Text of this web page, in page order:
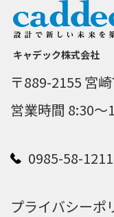
キャデック株式会社
〒889-2155 宮
営業時間 8:30～
0985-58-1211
プライバシーポ